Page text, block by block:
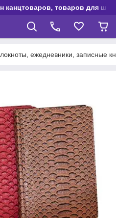
канцтоваров, товаров для
ежедневники, записные